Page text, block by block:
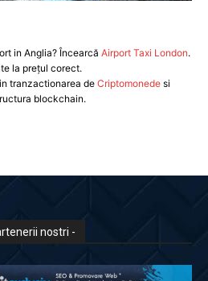
in Anglia? Încearcă Airport Taxi London.
la prețul corect.
tranzactionarea de Criptomonedesi
blockchain.
nostri -